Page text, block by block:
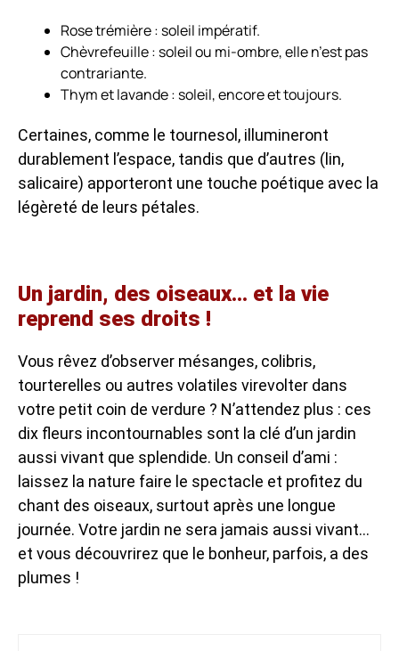
Rose trémière : soleil impératif.
Chèvrefeuille : soleil ou mi-ombre, elle n’est pas
contrariante.
Thym et lavande : soleil, encore et toujours.
Certaines, comme le tournesol, illumineront
durablement l’espace, tandis que d’autres (lin,
salicaire) apporteront une touche poétique avec la
légèreté de leurs pétales.
Un jardin, des oiseaux… et la vie
reprend ses droits !
Vous rêvez d’observer mésanges, colibris,
tourterelles ou autres volatiles virevolter dans
votre petit coin de verdure ? N’attendez plus : ces
dix fleurs incontournables sont la clé d’un jardin
aussi vivant que splendide. Un conseil d’ami :
laissez la nature faire le spectacle et profitez du
chant des oiseaux, surtout après une longue
journée. Votre jardin ne sera jamais aussi vivant…
et vous découvrirez que le bonheur, parfois, a des
plumes !